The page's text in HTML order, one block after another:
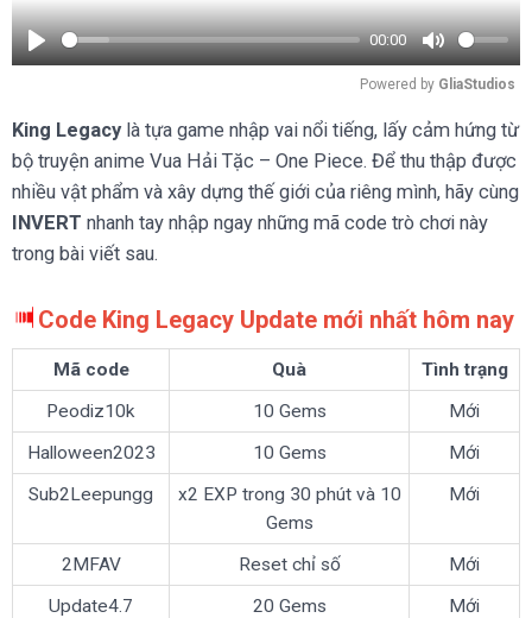
Play
00:00
Mute
Powered by GliaStudios
King Legacylà tựa game nhập vai nổi tiếng, lấy cảm hứng từ
bộ truyện anime Vua Hải Tặc – One Piece. Để thu thập được
nhiều vật phẩm và xây dựng thế giới của riêng mình, hãy cùng
INVERT nhanh tay nhập ngay những mã code trò chơi này
trong bài viết sau.
Code King Legacy Update mới nhất hôm nay
Mã code Quà
Tình trạng
Peodiz10k
10 Gems
Mới
Halloween2023
10 Gems
Mới
Sub2Leepungg
x2 EXP trong 30 phút và 10
Gems
Mới
2MFAV Reset chỉ số
Mới
Update4.7
20 Gems
Mới